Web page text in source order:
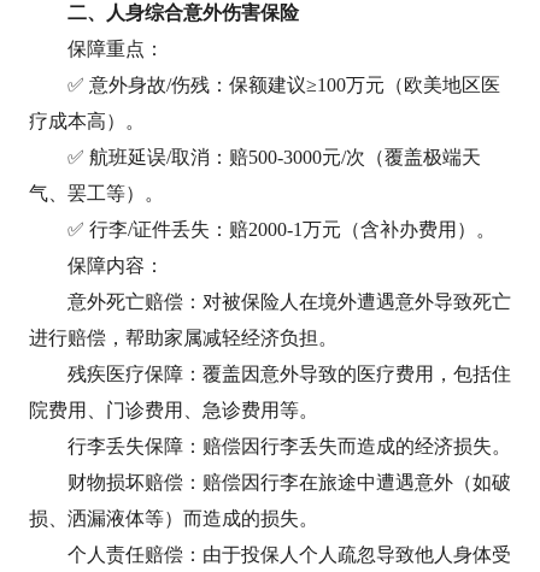
二、人身综合意外伤害保险
保障重点‌：
✅ ‌意外身故/伤残‌：保额建议≥100万元（欧美地区医
疗成本高）。
✅ ‌航班延误/取消‌：赔500-3000元/次（覆盖极端天
气、罢工等）。
✅ ‌行李/证件丢失‌：赔2000-1万元（含补办费用）。
保障内容：
意外死亡赔偿：对被保险人在境外遭遇意外导致死亡
进行赔偿，帮助家属减轻经济负担。
残疾医疗保障：覆盖因意外导致的医疗费用，包括住
院费用、门诊费用、急诊费用等。
行李丢失保障：赔偿因行李丢失而造成的经济损失。
财物损坏赔偿：赔偿因行李在旅途中遭遇意外（如破
损、洒漏液体等）而造成的损失。
个人责任赔偿：由于投保人个人疏忽导致他人身体受